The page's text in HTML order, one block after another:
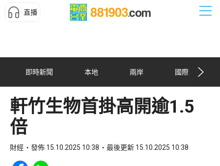
直播
即時新聞 本地 兩岸 國際
軒竹生物首掛高開逾1.5
倍
財經 發佈 15.10.2025 10:38 最後更新 15.10.2025 10:38
Share to Facebook
Share to WhatsApp